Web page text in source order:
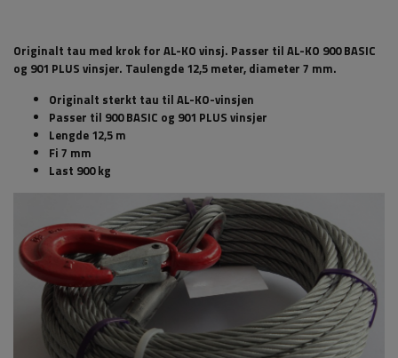
Originalt tau med krok for AL-KO vinsj. Passer til AL-KO 900 BASIC
og 901 PLUS vinsjer. Taulengde 12,5 meter, diameter 7 mm.
Originalt sterkt tau til AL-KO-vinsjen
Passer til 900 BASIC og 901 PLUS vinsjer
Lengde 12,5 m
Fi 7 mm
Last 900 kg